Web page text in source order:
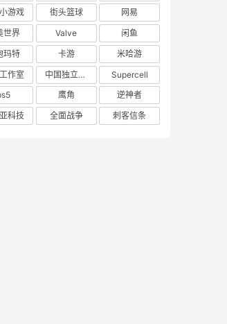
游戏
街头篮球
网易
世界
Valve
闲鱼
玛特
卡游
米哈游
作室
中国独立游戏联盟
Supercell
鹰角
逆神者
科技
全面战争 刺客信条